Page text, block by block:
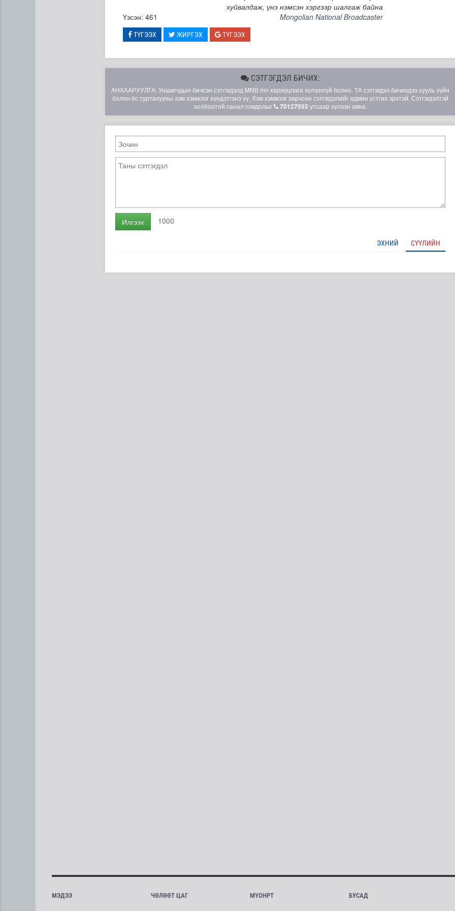
Эртний ойг хамгаалахын тулд Канадын иргэд мод бэлтгэгчдийн замыг хааж байна
хуйвалдаж, үнэ нэмсэн хэргээр шалгаж байна
Үзсэн: 461
Mongolian National Broadcaster
ТҮГЭЭХ ЖИРГЭХ ТҮГЭЭХ
СЭТГЭГДЭЛ БИЧИХ:
АНХААРУУЛГА: Уншигчдын бичсэн сэтгэгдэлд MNB.mn хариуцлага хүлээхгүй болно. ТА сэтгэгдэл бичихдээ хууль зүйн
болон ёс суртахууны хэм хэмжээг хүндэтгэнэ үү. Хэм хэмжээг зөрчсөн сэтгэгдэлийг админ устгах эрхтэй. Сэтгэгдэлтэй
холбоотой санал гомдолыг
70127055 утсаар хүлээн авна.
Илгээх 1000
ЭХНИЙ СҮҮЛИЙН
МЭДЭЭ ЧӨЛӨӨТ ЦАГ МҮОНРТ БУСАД